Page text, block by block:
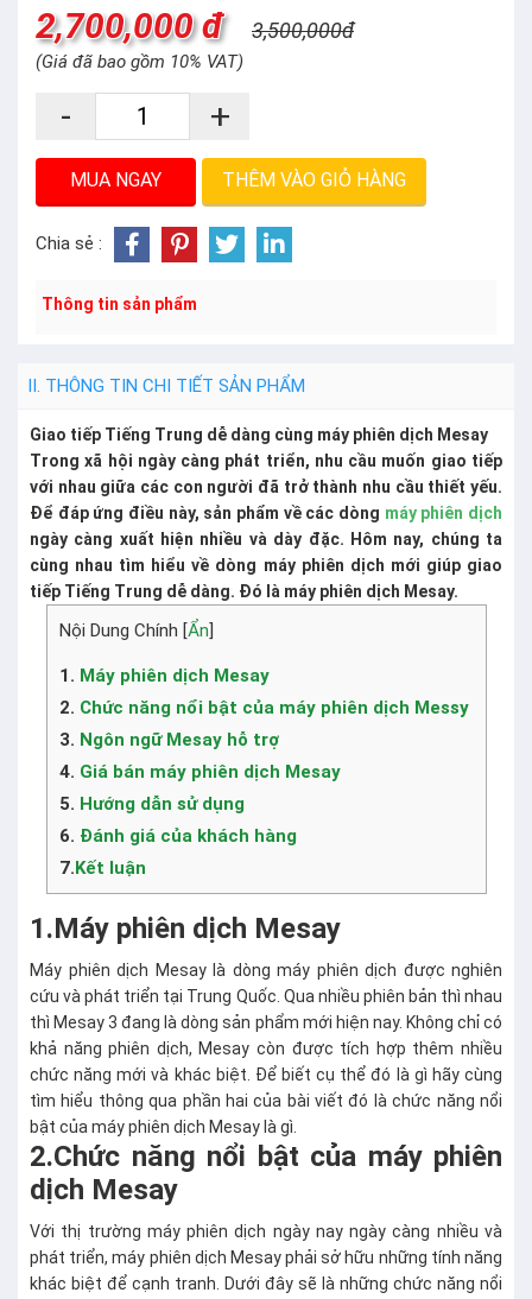
2,700,000 đ 3,500,000đ
(Giá đã bao gồm 10% VAT)
- +
THÊM VÀO GIỎ HÀNG
Chia sẻ :
Thông tin sản phẩm
II. THÔNG TIN CHI TIẾT SẢN PHẨM
Giao tiếp Tiếng Trung dễ dàng cùng máy phiên dịch Mesay
Trong xã hội ngày càng phát triển, nhu cầu muốn giao tiếp
với nhau giữa các con người đã trở thành nhu cầu thiết yếu.
Để đáp ứng điều này, sản phẩm về các dòng máy phiên dịch
ngày càng xuất hiện nhiều và dày đặc. Hôm nay, chúng ta
cùng nhau tìm hiểu về dòng máy phiên dịch mới giúp giao
tiếp Tiếng Trung dễ dàng. Đó là máy phiên dịch Mesay.
Nội Dung Chính [Ẩn]
1. Máy phiên dịch Mesay
2. Chức năng nổi bật của máy phiên dịch Messy
3. Ngôn ngữ Mesay hỗ trợ
4. Giá bán máy phiên dịch Mesay
5. Hướng dẫn sử dụng
6. Đánh giá của khách hàng
7.Kết luận
1.Máy phiên dịch Mesay
Máy phiên dịch Mesay là dòng máy phiên dịch được nghiên
cứu và phát triển tại Trung Quốc. Qua nhiều phiên bản thì nhau
thì Mesay 3 đang là dòng sản phẩm mới hiện nay. Không chỉ có
khả năng phiên dịch, Mesay còn được tích hợp thêm nhiều
chức năng mới và khác biệt. Để biết cụ thể đó là gì hãy cùng
tìm hiểu thông qua phần hai của bài viết đó là chức năng nổi
bật của máy phiên dịch Mesay là gì.
2.Chức năng nổi bật của máy phiên
dịch Mesay
Với thị trường máy phiên dịch ngày nay ngày càng nhiều và
phát triển, máy phiên dịch Mesay phải sở hữu những tính năng
khác biệt để cạnh tranh. Dưới đây sẽ là những chức năng nổi